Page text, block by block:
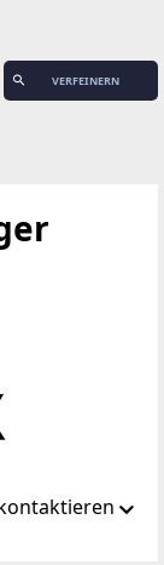
VERFEINERN